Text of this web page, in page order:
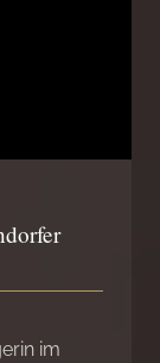
im